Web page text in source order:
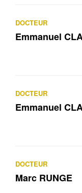
DOCTEUR
Emmanuel
DOCTEUR
Emmanuel
DOCTEUR
Marc RUNGE